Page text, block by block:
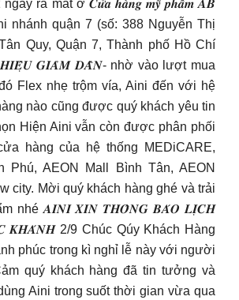
ngày ra mắt ở 𝑪𝒖̛̉𝒂 𝒉𝒂̀𝒏𝒈 𝒎𝒚̃ 𝒑𝒉𝒂̂̉𝒎 𝑨𝑩
nhánh quận 7 (số: 388 Nguyễn Thị
Quy, Quận 7, Thành phố Hồ Chí
𝑮𝑰𝑨̉𝑴 𝑫𝑨̂̀𝑵- nhờ vào lượt mua
Flex nhẹ trộm vía, Aini đến với hệ
nào cũng được quý khách yêu tin
Hiện Aini vẫn còn được phân phối
hàng của hệ thống MEDiCARE,
Phú, AEON Mall Bình Tân, AEON
city. Mời quý khách hàng ghé và trải
nhé 𝑨𝑰𝑵𝑰 𝑿𝑰𝑵 𝑻𝑯𝑶̂𝑵𝑮 𝑩𝑨́𝑶 𝑳𝑰̣𝑪𝑯
2/9 Chúc Qúy Khách Hàng
phúc trong kì nghỉ lễ này với người
quý khách hàng đã tin tưởng và
Aini trong suốt thời gian vừa qua